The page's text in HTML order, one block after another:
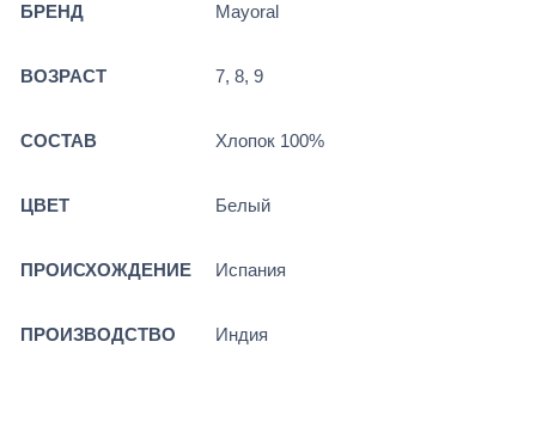
БРЕНД Mayoral
ВОЗРАСТ 7, 8, 9
СОСТАВ Хлопок 100%
ЦВЕТ Белый
ПРОИСХОЖДЕНИЕ Испания
ПРОИЗВОДСТВО Индия